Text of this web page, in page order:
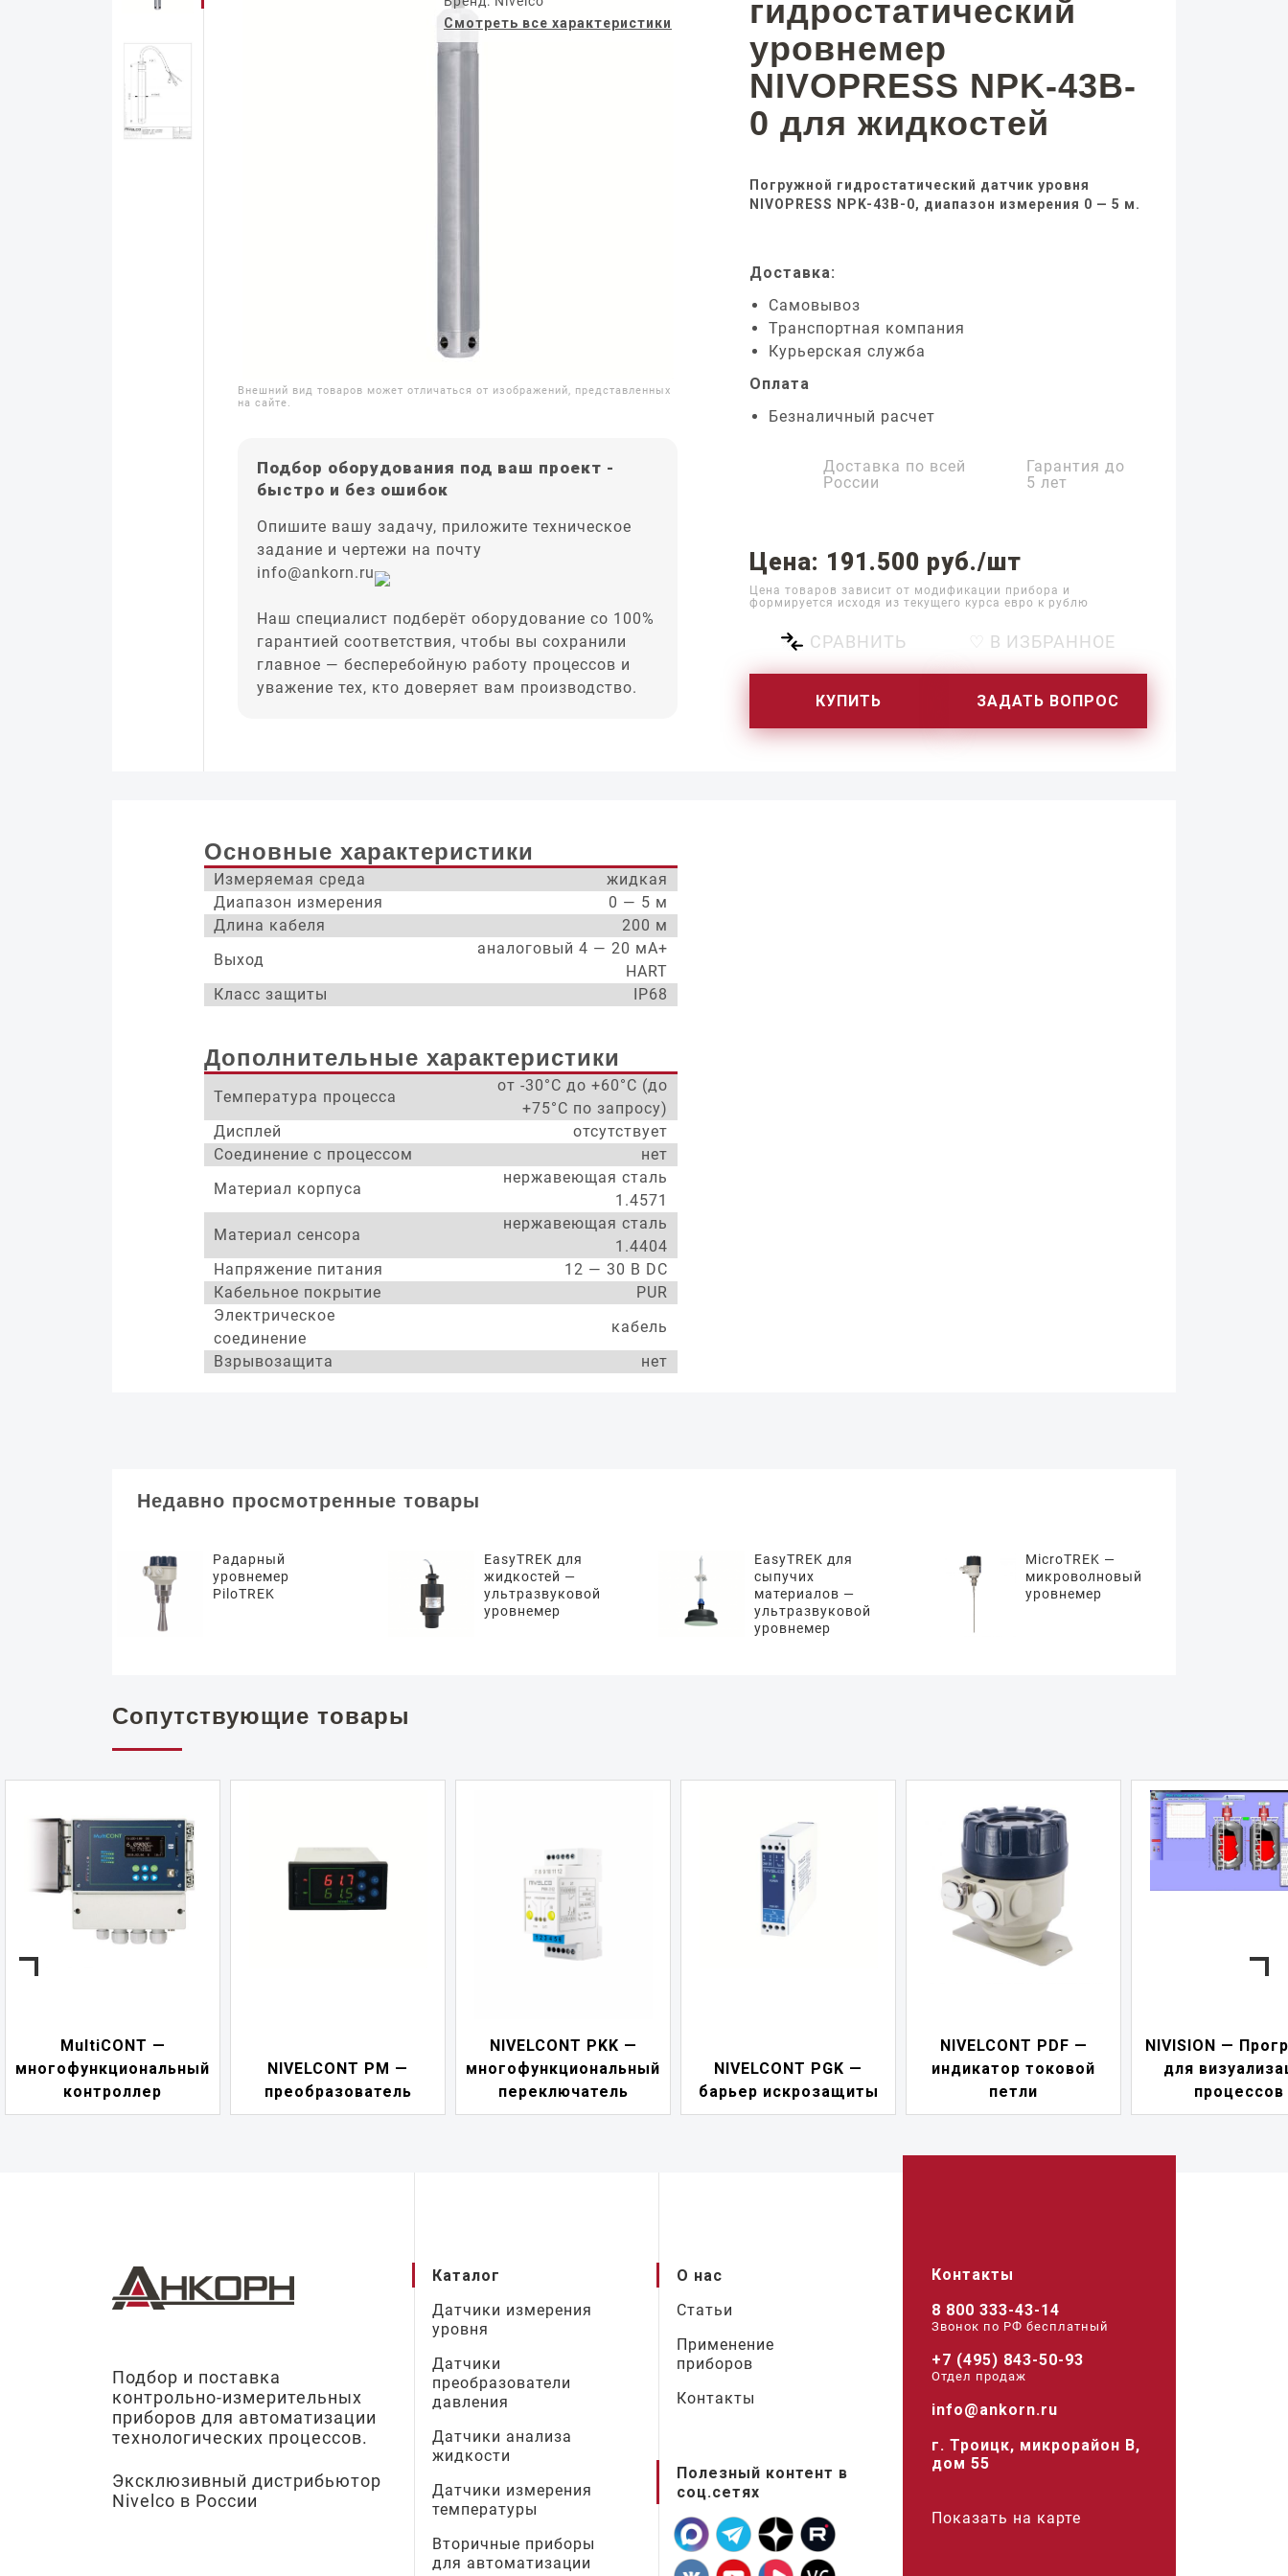
Смотреть все характеристики
Внешний вид товаров может отличаться от изображений, представленных
на сайте.
Подбор оборудования под ваш проект -
быстро и без ошибок
Опишите вашу задачу, приложите техническое
задание и чертежи на почту
info@ankorn.ru
Наш специалист подберёт оборудование со 100%
гарантией соответствия, чтобы вы сохранили
главное — бесперебойную работу процессов и
уважение тех, кто доверяет вам производство.
гидростатический
уровнемер
NIVOPRESS NPK-43B-
0 для жидкостей
Погружной гидростатический датчик уровня
NIVOPRESS NPK-43B-0, диапазон измерения 0 — 5 м.
Доставка:
Самовывоз
Транспортная компания
Курьерская служба
Оплата
Безналичный расчет
Доставка по всей
России
Гарантия до
5 лет
Цена: 191.500 руб./шт
Цена товаров зависит от модификации прибора и
формируется исходя из текущего курса евро к рублю
СРАВНИТЬ ♡ В ИЗБРАННОЕ
КУПИТЬ ЗАДАТЬ ВОПРОС
Основные характеристики
Измеряемая среда
жидкая
Диапазон измерения
0 — 5 м
Длина кабеля
200 м
Выход
аналоговый 4 — 20 мА+
HART
Класс защиты
IP68
Дополнительные характеристики
Температура процесса
от -30°С до +60°С (до
+75°С по запросу)
Дисплей
отсутствует
Соединение с процессом
нет
Материал корпуса
нержавеющая сталь
1.4571
Материал сенсора
нержавеющая сталь
1.4404
Напряжение питания
12 — 30 В DC
Кабельное покрытие
PUR
Электрическое
соединение
кабель
Взрывозащита
нет
Недавно просмотренные товары
Радарный
уровнемер
PiloTREK
EasyTREK для
жидкостей —
ультразвуковой
уровнемер
EasyTREK для
сыпучих
материалов —
ультразвуковой
уровнемер
MicroTREK —
микроволновый
уровнемер
Сопутствующие товары
NIVELCONT PM —
преобразователь
многофункциональный
переключатель
NIVELCONT PGK —
барьер искрозащиты
индикатор токовой
петли
NIVISION — Программа
для визуализации
процессов
NIPOWER —
питания
Подбор и поставка
контрольно-измерительных
приборов для автоматизации
технологических процессов.
Эксклюзивный дистрибьютор
Nivelco в России
Каталог
Датчики измерения
уровня
Датчики
преобразователи
давления
Датчики анализа
жидкости
Датчики измерения
температуры
Вторичные приборы
для автоматизации
О нас
Статьи
Применение
приборов
Контакты
Полезный контент в
соц.сетях
Контакты
8 800 333-43-14
Звонок по РФ беcплатный
+7 (495) 843-50-93
Отдел продаж
info@ankorn.ru
г. Троицк, микрорайон В,
дом 55
Показать на карте